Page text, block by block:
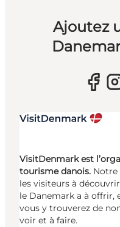
Ajoutez
VisitDenmark est
tourisme danois. Notre
les visiteurs à
le Danemark a à offrir,
vous y trouverez de
voir et à faire.